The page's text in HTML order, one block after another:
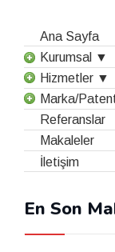
Ana Sayfa
Kurumsal ▼
Hizmetler ▼
Marka/
Referanslar
Makaleler
İletişim
En Son